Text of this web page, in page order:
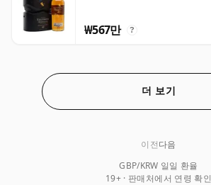
₩567만 ?
더 보기
GBP/KRW 일일 환율
19+ · 판매처에서 연령 확인
이전다음